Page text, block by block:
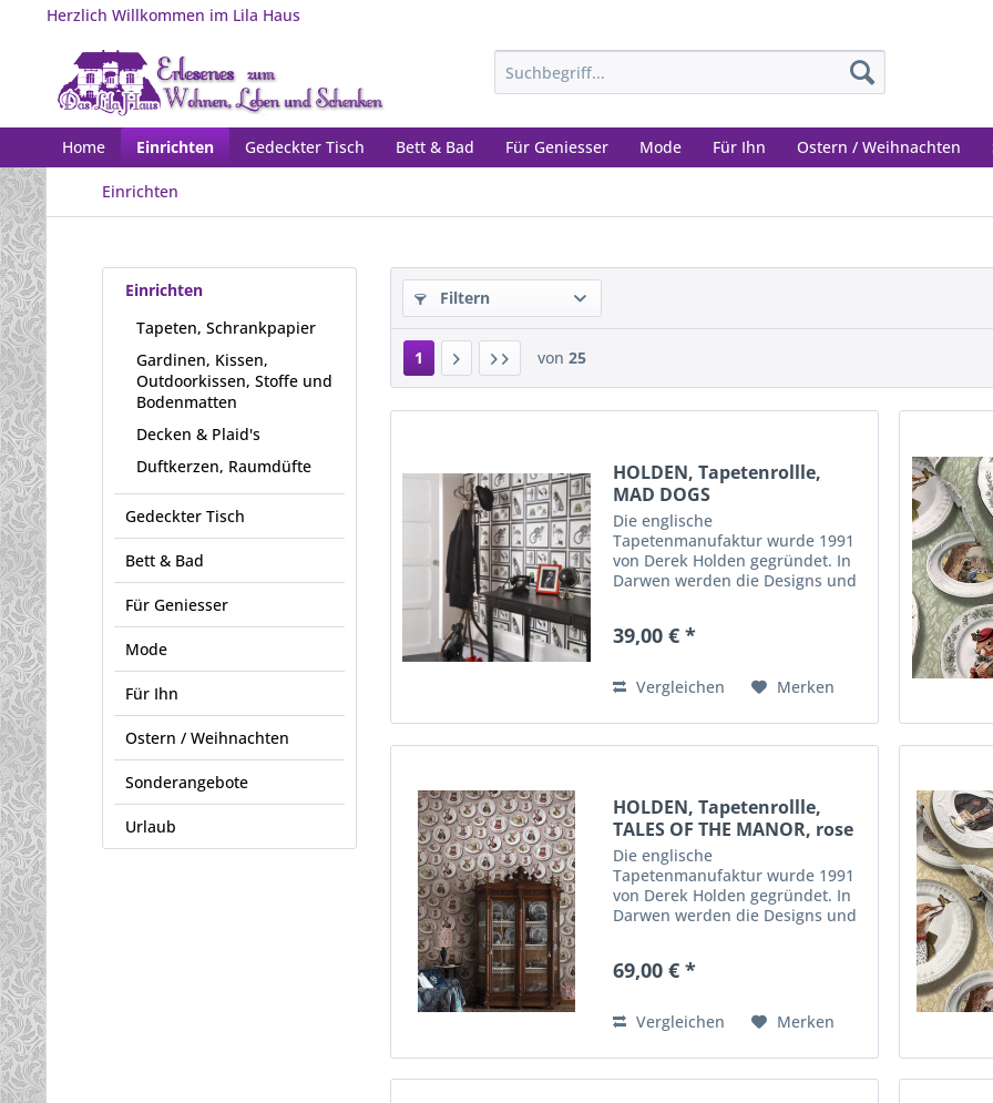
Herzlich Willkommen im Lila Haus
Home Einrichten Gedeckter Tisch Bett & Bad Für Geniesser Mode Für Ihn Ostern / Weihnachten
Einrichten
Einrichten
Tapeten, Schrankpapier
Gardinen, Kissen,
Outdoorkissen, Stoffe und
Bodenmatten
Decken & Plaid's
Duftkerzen, Raumdüfte
Gedeckter Tisch
Bett & Bad
Für Geniesser
Mode
Für Ihn
Ostern / Weihnachten
Sonderangebote
Urlaub
Filtern
1 von 25
HOLDEN, Tapetenrollle,
MAD DOGS
Die englische
Tapetenmanufaktur wurde 1991
von Derek Holden gegründet. In
Darwen werden die Designs und
ausgefallene Motive und
Materialien enstehen diese...
39,00 € *
Vergleichen Merken
HOLDEN, Tapetenrollle,
TALES OF THE MANOR, rose
Die englische
Tapetenmanufaktur wurde 1991
von Derek Holden gegründet. In
Darwen werden die Designs und
ausgefallene Motive und
Materialien enstehen diese...
69,00 € *
Vergleichen Merken